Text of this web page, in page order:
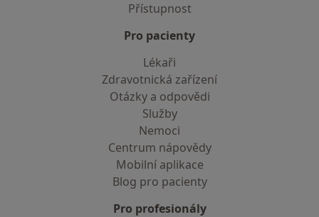
Přístupnost
Pro pacienty
Lékaři
Zdravotnická zařízení
Otázky a odpovědi
Služby
Nemoci
Centrum nápovědy
Mobilní aplikace
Blog pro pacienty
Pro profesionály